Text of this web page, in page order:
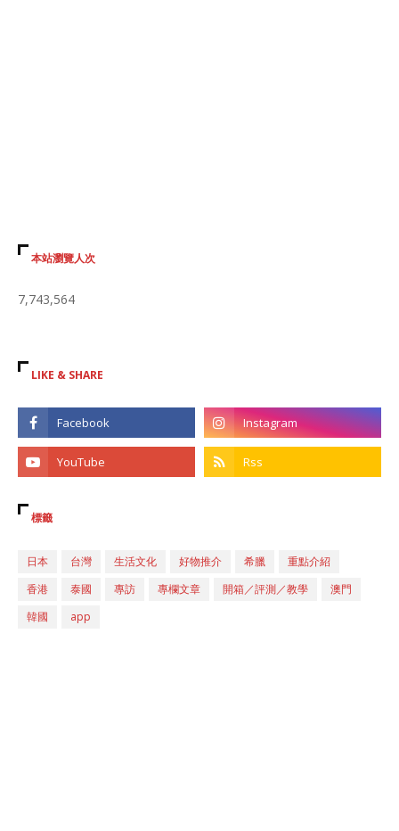
本站瀏覽人次
7,743,564
LIKE & SHARE
標籤
日本 台灣 生活文化 好物推介 希臘
重點介紹
香港
泰國 專訪 專欄文章 開箱／評測／教學
澳門
韓國
app